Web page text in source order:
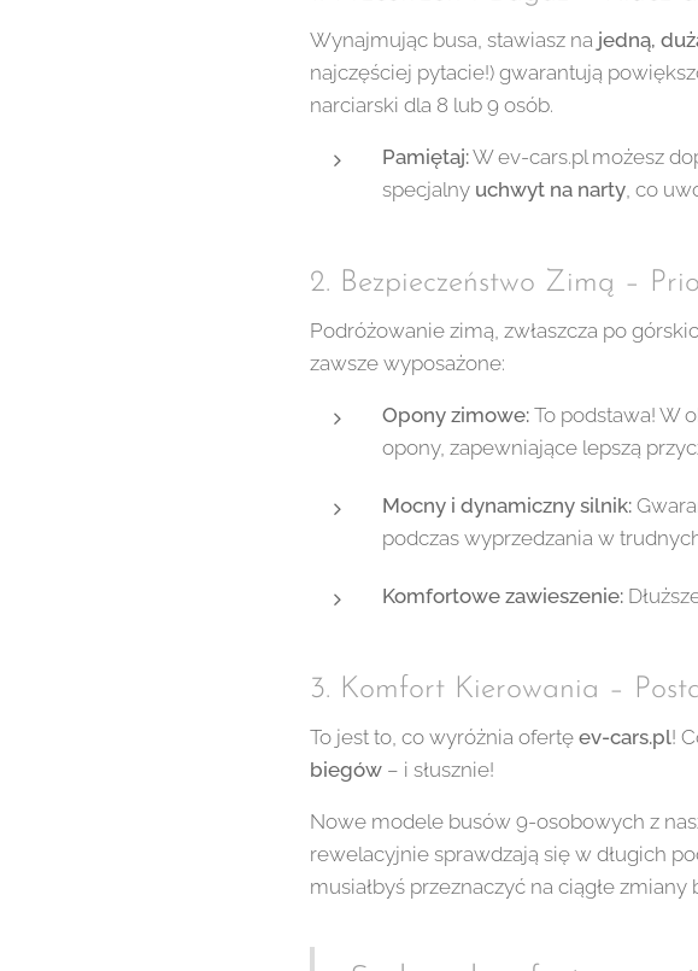
Wynajmując busa, stawiasz na jedną,
najczęściej pytacie!) gwarantują
narciarski dla 8 lub 9 osób.
Pamiętaj:W ev-cars.pl możesz
specjalny uchwyt na narty, co
2. Bezpieczeństwo Zimą –
Podróżowanie zimą, zwłaszcza po
zawsze wyposażone:
Opony zimowe: To podstawa! W
opony, zapewniające lepszą
Mocny i dynamiczny silnik:
podczas wyprzedzania w
Komfortowe zawieszenie:
3. Komfort Kierowania –
To jest to, co wyróżnia ofertę ev-cars.pl!
biegów – i słusznie!
Nowe modele busów 9-osobowych z
rewelacyjnie sprawdzają się w długich
musiałbyś przeznaczyć na ciągłe